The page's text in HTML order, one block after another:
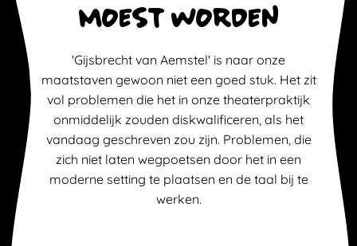
moest worden
'Gijsbrecht van Aemstel' is naar onze
maatstaven gewoon niet een goed stuk. Het zit
vol problemen die het in onze theaterpraktijk
onmiddelijk zouden diskwalificeren, als het
vandaag geschreven zou zijn. Problemen, die
zich niet laten wegpoetsen door het in een
moderne setting te plaatsen en de taal bij te
werken.